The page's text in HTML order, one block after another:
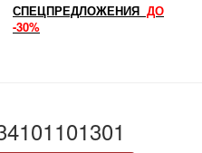
СПЕЦПРЕДЛОЖЕНИЯ ДО
-30%